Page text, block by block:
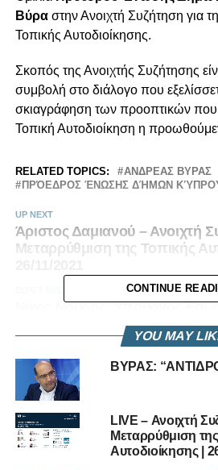
Βύραστην Ανοιχτή Συζήτηση για
Τοπικής Αυτοδιοίκησης.
Σκοπός της Ανοιχτής Συζήτησης
συμβολή στο διάλογο που
σκιαγράφηση των προοπτικών που
Τοπική Αυτοδιοίκηση η
RELATED TOPICS:
ΑΝΔΡΕΑΣ ΒΥΡΑΣ
ΠΡΌΕΔΡΟΣ ΈΝΩΣΗΣ ΔΉΜΩΝ
UP NEXT
Άριστος Δαμιανού – Ανοιχτή
Μεταρρύθμιση της Τοπικής
Νίκος Νουρής, Υπουργός
Συζήτηση για τη
Αυτοδιοίκησης 26/11/2021
CONTINUE
YOU MAY
ΒΥΡΑΣ:
LIVE – Ανοιχτή
Μεταρρύθμιση
Αυτοδιοίκησης |